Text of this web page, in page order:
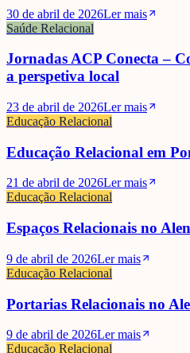
30 de abril de 2026Ler mais
Saúde Relacional
Jornadas ACP Conecta –
a perspetiva local
23 de abril de 2026Ler mais
Educação Relacional
Educação Relacional em
21 de abril de 2026Ler mais
Educação Relacional
Espaços Relacionais no
9 de abril de 2026Ler mais
Educação Relacional
Portarias Relacionais no
9 de abril de 2026Ler mais
Educação Relacional